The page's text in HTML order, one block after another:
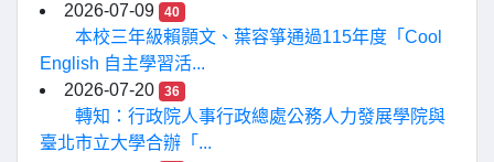
2026-07-09
40
本校三年級賴顥文、葉容箏通過115年度「Cool
English 自主學習活...
2026-07-20
36
轉知：行政院人事行政總處公務人力發展學院與
臺北市立大學合辦「...